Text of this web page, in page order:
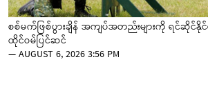
စစ်မက်ဖြစ်ပွားချိန် အကျပ်အတည်းများကို ရင်ဆိုင်နို
ထိုင်ဝမ်ပြင်ဆင်
—AUGUST 6, 2026 3:56 PM